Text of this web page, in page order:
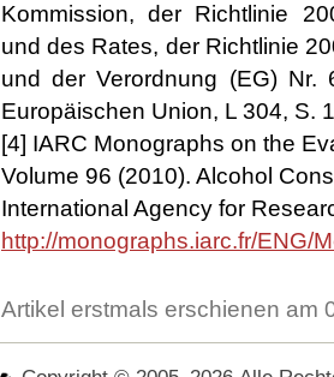
Kommission, der Richtlinie
und des Rates, der Richtlinie
und der Verordnung (EG)
Europäischen Union, L 304, S.
[4] IARC Monographs on the
Volume 96 (2010). Alcohol
International Agency for
http://monographs.iarc.fr/ENG/
Artikel erstmals erschienen am